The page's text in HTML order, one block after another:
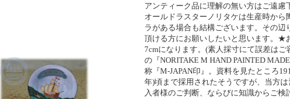
アンティーク品に理解の無い方はご遠慮
オールドラスターノリタケは生産時から
ラがある場合も結構ございます。その
頂ける方にお願いしたいと思います。★
7cmになります。(素人採寸にて誤差は
の『NORITAKE M HAND PAINTED
称『M-JAPAN印』。資料を見たところ
年)頃まで採用されたそうですが、当方
入者様のご判断、ならびに知識からご